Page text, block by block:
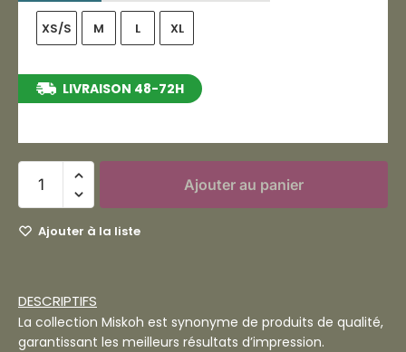
XS/S M L XL
LIVRAISON 48-72H
Ajouter au panier
Ajouter à la liste
DESCRIPTIFS
La collection Miskoh est synonyme de produits de qualité,
garantissant les meilleurs résultats d’impression.